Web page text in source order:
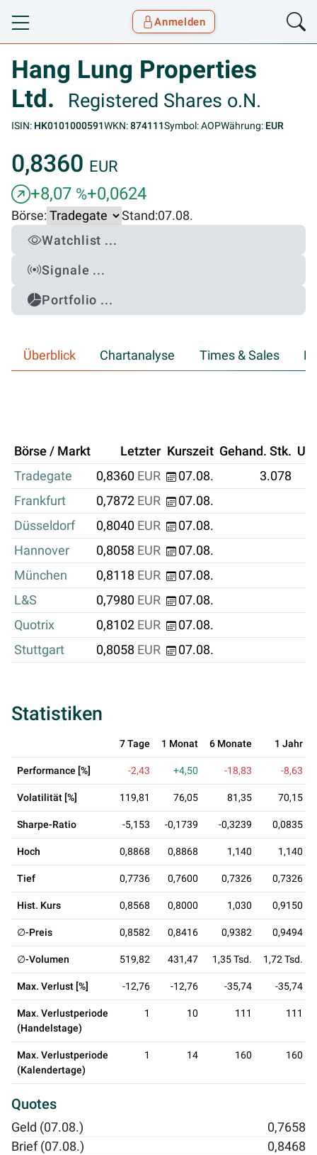
Toggle navigation
Anmelden
Hang Lung Properties
Ltd.
Registered Shares o.N.
ISIN: HK0101000591WKN:874111Symbol: AOPWährung: EUR
0,8360 EUR
+8,07 %+0,0624
Börse: Stand:07.08.
Watchlist ...
Signale ...
Portfolio ...
Überblick Chartanalyse Times & Sales
Börse / Markt Letzter Kurszeit Gehand. Stk.
Tradegate
0,8360 EUR 07.08.
3.078
Frankfurt
0,7872 EUR
07.08.
Düsseldorf
0,8040 EUR
07.08.
Hannover
0,8058 EUR
07.08.
München
0,8118 EUR
07.08.
L&S
0,7980 EUR
07.08.
Quotrix
0,8102 EUR
07.08.
Stuttgart
0,8058 EUR 07.08.
Statistiken
7 Tage 1 Monat 6 Monate 1 Jahr
Performance [%] -2,43 +4,50 -18,83 -8,63
Volatilität [%] 119,81 76,05 81,35 70,15
Sharpe-Ratio -5,153 -0,1739 -0,3239 0,0835
Hoch 0,8868 0,8868 1,140 1,140
Tief 0,7736 0,7600 0,7326 0,7326
Hist. Kurs 0,8568 0,8000 1,030 0,9150
∅-Preis 0,8582 0,8416 0,9382 0,9494
∅-Volumen 519,82 431,47 1,35 Tsd. 1,72 Tsd.
Max. Verlust [%] -12,76 -12,76 -35,74 -35,74
Max. Verlustperiode
(Handelstage)
1 10 111 111
Max. Verlustperiode
(Kalendertage)
1 14 160 160
Quotes
Geld (07.08.)
0,7658
Brief (07.08.)
0,8468